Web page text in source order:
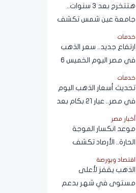
قريبًا
هتتخرج بعد 3 سنوات..
جامعة عين شمس تكشف
حقيقة تعديل مدة الدراسة
بكلية تجارة
خدمات
ارتفاع جديد.. سعر الذهب
في مصر اليوم الخميس 6
أغسطس 2026
خدمات
تحديث أسعار الذهب اليوم
في مصر.. عيار 21 بكام بعد
التحركات الآخيرة؟
أخبار مصر
موعد انكسار الموجة
الحارة.. الأرصاد تكشف
تفاصيل طقس الأيام المقبلة
اقتصاد وبورصة
الذهب يقفز لأعلى
مستوى في شهر بدعم